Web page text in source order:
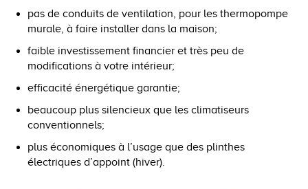
pas de conduits de ventilation, pour les thermopompe
murale, à faire installer dans la maison;
faible investissement financier et très peu de
modifications à votre intérieur;
efficacité énergétique garantie;
beaucoup plus silencieux que les climatiseurs
conventionnels;
plus économiques à l’usage que des plinthes
électriques d’appoint (hiver).